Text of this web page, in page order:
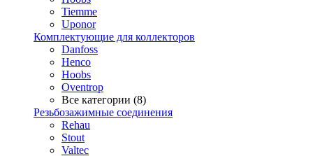
Tiemme
Uponor
Комплектующие для коллекторов
Danfoss
Henco
Hoobs
Oventrop
Все категории (8)
Резьбозажимные соединения
Rehau
Stout
Valtec